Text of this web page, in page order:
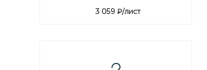
3 059 ₽/лист